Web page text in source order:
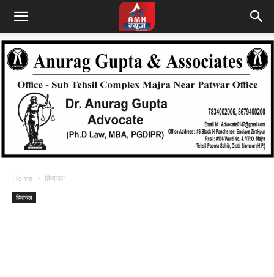
Home हिमाचल
हिमाचल